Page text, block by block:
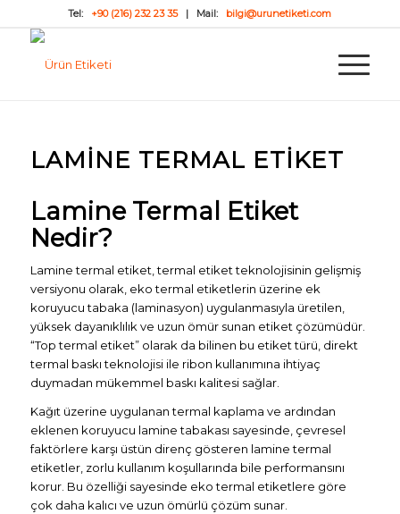
Tel: +90 (216) 232 23 35| Mail: bilgi@urunetiketi.com
LAMINE TERMAL ETIKET
Lamine Termal Etiket
Nedir?
Lamine termal etiket, termal etiket teknolojisinin gelişmiş
versiyonu olarak, eko termal etiketlerin üzerine ek
koruyucu tabaka (laminasyon) uygulanmasıyla üretilen,
yüksek dayanıklılık ve uzun ömür sunan etiket çözümüdür.
“Top termal etiket” olarak da bilinen bu etiket türü, direkt
termal baskı teknolojisi ile ribon kullanımına ihtiyaç
duymadan mükemmel baskı kalitesi sağlar.
Kağıt üzerine uygulanan termal kaplama ve ardından
eklenen koruyucu lamine tabakası sayesinde, çevresel
faktörlere karşı üstün direnç gösteren lamine termal
etiketler, zorlu kullanım koşullarında bile performansını
korur. Bu özelliği sayesinde eko termal etiketlere göre
çok daha kalıcı ve uzun ömürlü çözüm sunar.